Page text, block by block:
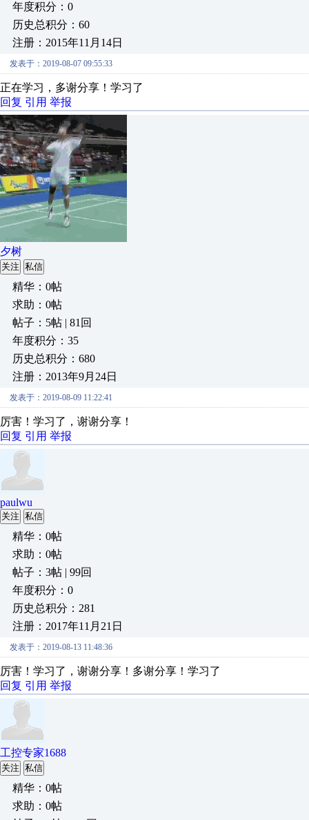
年度积分：0
历史总积分：60
注册：2015年11月14日
发表于：2019-08-07 09:55:33
正在学习，多谢分享！学习了
回复 引用 举报
夕树
关注 私信
精华：0帖
求助：0帖
帖子：5帖 | 81回
年度积分：35
历史总积分：680
注册：2013年9月24日
发表于：2019-08-09 11:22:41
厉害！学习了，谢谢分享！
回复 引用 举报
paulwu
关注 私信
精华：0帖
求助：0帖
帖子：3帖 | 99回
年度积分：0
历史总积分：281
注册：2017年11月21日
发表于：2019-08-13 11:48:36
厉害！学习了，谢谢分享！多谢分享！学习了
回复 引用 举报
工控专家1688
关注 私信
精华：0帖
求助：0帖